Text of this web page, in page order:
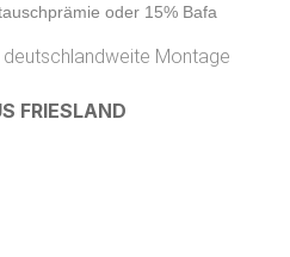
oder 15% Bafa
Montage
FRIESLAND
FRIESLAND mit Seitenteil
FRIESLAND mit